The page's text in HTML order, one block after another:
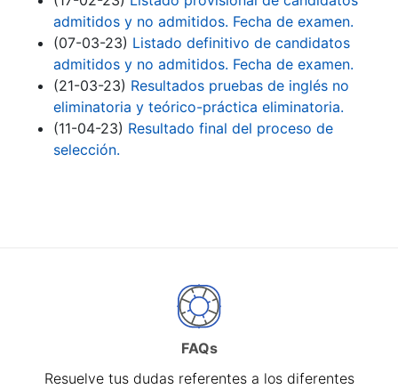
admitidos y no admitidos. Fecha de examen.
(07-03-23) Listado definitivo de candidatos
admitidos y no admitidos. Fecha de examen.
(21-03-23) Resultados pruebas de inglés no
eliminatoria y teórico-práctica eliminatoria.
(11-04-23) Resultado final del proceso de
selección.
FAQs
Resuelve tus dudas referentes a los diferentes